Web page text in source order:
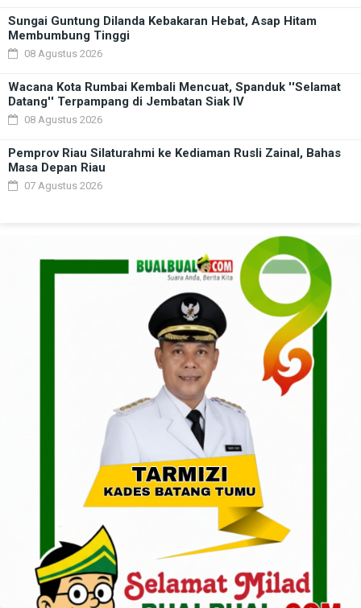
Sungai Guntung Dilanda Kebakaran Hebat, Asap Hitam
Membumbung Tinggi
08 Agustus 2026
Wacana Kota Rumbai Kembali Mencuat, Spanduk ''Selamat
Datang'' Terpampang di Jembatan Siak IV
08 Agustus 2026
Pemprov Riau Silaturahmi ke Kediaman Rusli Zainal, Bahas
Masa Depan Riau
07 Agustus 2026